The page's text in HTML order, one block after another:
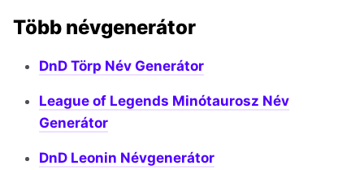
Több névgenerátor
DnD Törp Név Generátor
League of Legends Minótaurosz Név
Generátor
DnD Leonin Névgenerátor